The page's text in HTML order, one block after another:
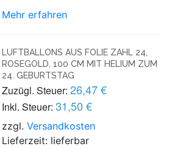
Mehr erfahren
LUFTBALLONS AUS FOLIE ZAHL 24,
ROSEGOLD, 100 CM MIT HELIUM ZUM
24. GEBURTSTAG
Zuzügl. Steuer: 26,47 €
Inkl. Steuer: 31,50 €
zzgl.Versandkosten
Lieferzeit: lieferbar